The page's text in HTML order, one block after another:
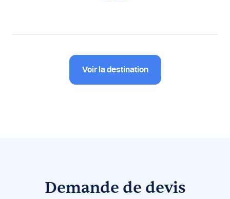
Voir la destination
Demande de devis